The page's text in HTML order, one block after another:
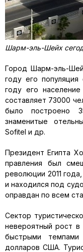
Шарм-эль-Шейх
Город Шарм-эль-
году его
году его
составляет 73000
было построено
знаменитые
Sofitel и др.
Президент Египта
правления был
революции 2011
и находился под
оправдан по всем
Сектор
невероятный рост в
быстрыми
долларов США.